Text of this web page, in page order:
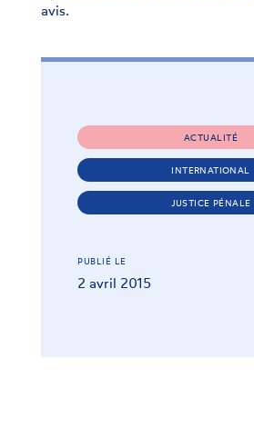
avis.
ACTUALITÉ
INTERNATIONAL
JUSTICE PÉNALE
PUBLIÉ LE
2 avril 2015